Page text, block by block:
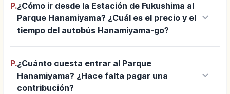
P.¿Cómo ir desde la Estación de Fukushima al
Parque Hanamiyama? ¿Cuál es el precio y el
tiempo del autobús Hanamiyama-go?
keyboard_arrow_down
P.¿Cuánto cuesta entrar al Parque
Hanamiyama? ¿Hace falta pagar una
contribución?
keyboard_arrow_down